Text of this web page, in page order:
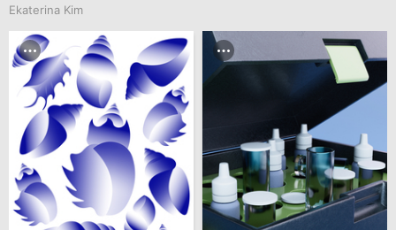
Ekaterina Kim